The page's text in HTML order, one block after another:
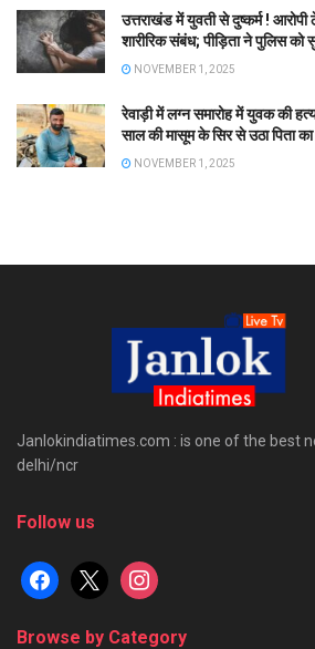
उत्तराखंड में युवती से दुष्कर्म !
शारीरिक संबंध; पीड़िता ने पुलिस को
NOVEMBER 1, 2025
रेवाड़ी में लग्न समारोह में युवक की
साल की मासूम के सिर से उठा पिता का
NOVEMBER 1, 2025
Janlokindiatimes.com : is one of the best
delhi/ncr
Follow us
facebook
x instagram
Browse by Category